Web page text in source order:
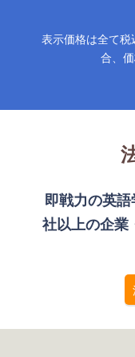
表示価格は全て
合、
即戦力の英
社以上の企業